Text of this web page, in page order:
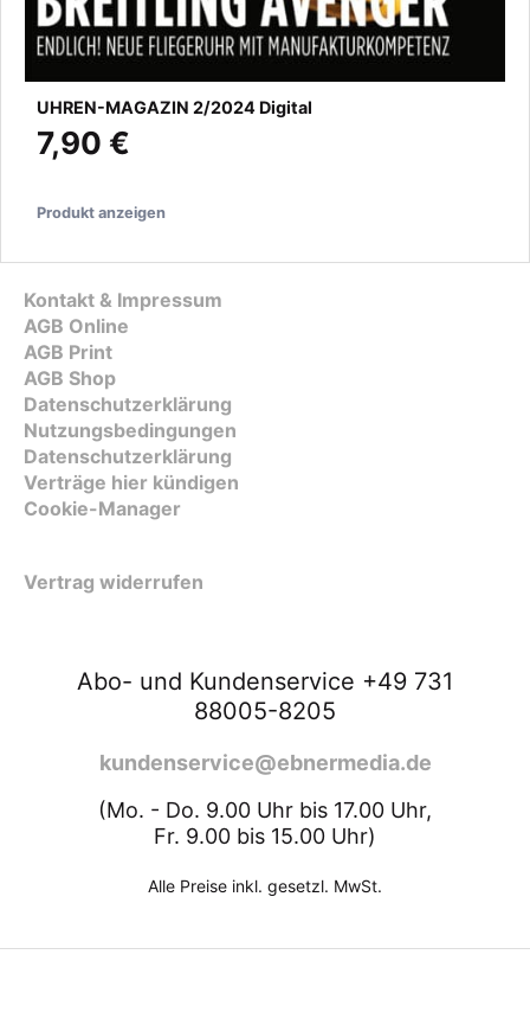
UHREN-MAGAZIN 2/2024 Digital
7,90 €
Produkt anzeigen
Kontakt & Impressum
AGB Online
AGB Print
AGB Shop
Datenschutzerklärung
Nutzungsbedingungen
Datenschutzerklärung
Verträge hier kündigen
Cookie-Manager
Vertrag widerrufen
Abo- und Kundenservice +49 731
88005-8205
kundenservice@ebnermedia.de
(Mo. - Do. 9.00 Uhr bis 17.00 Uhr,
Fr. 9.00 bis 15.00 Uhr)
Alle Preise inkl. gesetzl. MwSt.